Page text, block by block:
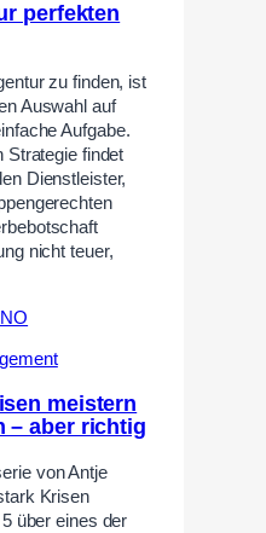
perfekten
zu finden, ist
Auswahl auf
Aufgabe.
Strategie findet
Dienstleister,
nicht teuer,
meistern
– aber richtig
von Antje
Krisen
über eines der